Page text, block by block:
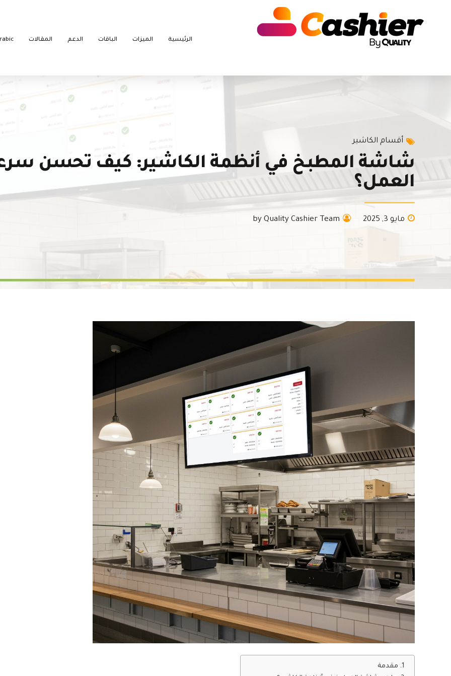
الرئيسية الميزات الباقات الدعم المقالات
أقسام الكاشير
شاشة المطبخ في أنظمة الكاشير: كيف تحسن
العمل؟
مايو 3, 2025 by Quality Cashier Team
مقدمة